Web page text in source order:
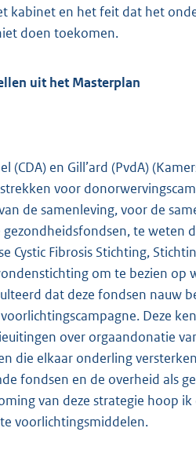
kabinet en het feit dat het
doen toekomen.
uit het Masterplan
(CDA) en Gill’ard (PvdA)
voor
de samenleving, voor de
te weten
Cystic Fibrosis Stichting,
om te bezien
dat deze fondsen nauw
Deze
over orgaandonatie
die elkaar onderling
fondsen en de overheid als
van deze strategie hoop
voorlichtingsmiddelen.